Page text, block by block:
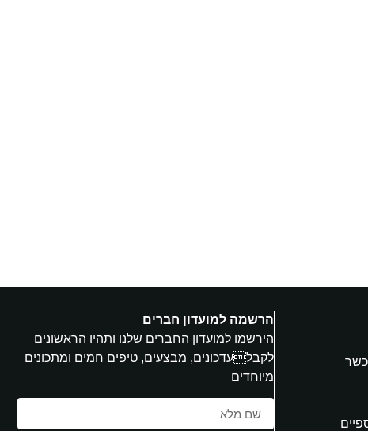
הרשמה למועדון חברים
הירשמו למועדון החברים שלנו ותהיו הראשונים
לקבלעדכונים, מבצעים, טיפים חמים ומתכונים
מיוחדים